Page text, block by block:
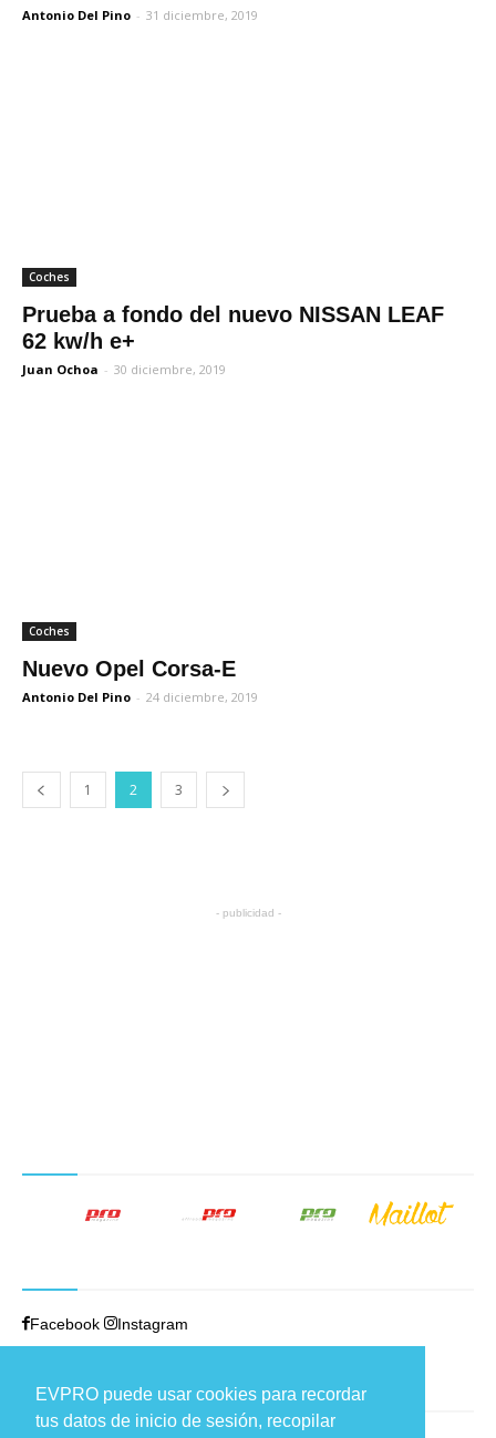
EVPRO puede usar cookies para recordar
tus datos de inicio de sesión, recopilar
Antonio Del Pino - 31 diciembre, 2019
Coches
Prueba a fondo del nuevo NISSAN LEAF
62 kw/h e+
Juan Ochoa - 30 diciembre, 2019
Coches
Nuevo Opel Corsa-E
Antonio Del Pino - 24 diciembre, 2019
1 2 3
- publicidad -
Facebook Instagram
TRABAJAMOS EN